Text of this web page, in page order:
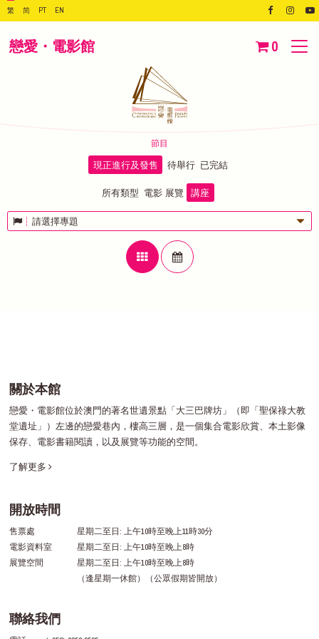
繁 简 PT EN
戀愛・電影館 0
節目
現正進行及發售 待舉行 已完結
所有類型 電影 展覽 講座
請選擇專題
關於本館
戀愛・電影館位於澳門的著名世遺景點「大三巴牌坊」（即「聖保祿大教
堂遺址」）左邊的戀愛巷內，樓高三層，是一個集合電影欣賞、本土影像
保存、電影書籍閱讀，以及展覽等功能的空間。
了解更多
開放時間
售票處
星期二至日: 上午10時至晚上11時30分
電影資料室
星期二至日: 上午10時至晚上8時
展覽空間
星期二至日: 上午10時至晚上8時
（逢星期一休館）（公眾假期皆開放）
聯絡我們